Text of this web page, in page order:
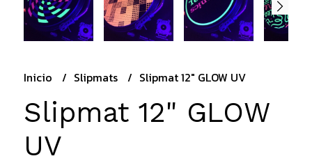
Inicio Slipmats Slipmat 12" GLOW UV
Slipmat 12" GLOW
UV